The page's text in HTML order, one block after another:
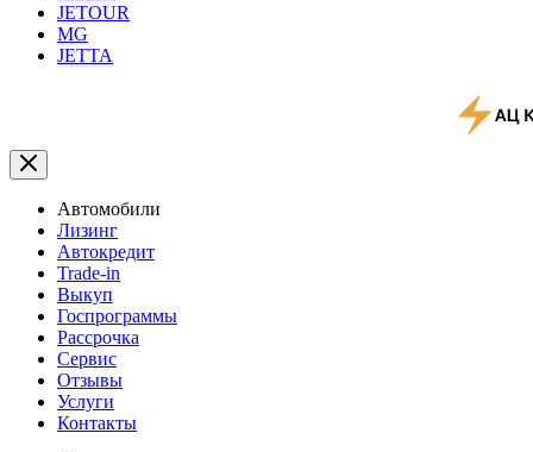
JETOUR
MG
JETTA
Автомобили
Лизинг
Автокредит
Trade-in
Выкуп
Госпрограммы
Рассрочка
Сервис
Отзывы
Услуги
Контакты